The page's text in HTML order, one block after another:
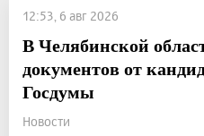
12:53, 6 авг 2026
В Челябинской
документов от
Госдумы
Новости